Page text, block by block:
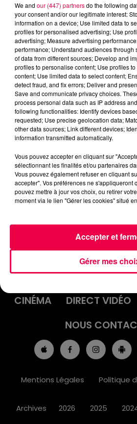
podcasts/2024/05/IQSAR-du-
ACCUEIL INFOS
AGENDA
JEUX
CINÉMA
DIRECT VIDÉO
NOUS
Mentions Légales Politique
Archives 2026 2025
We and our (447) partnersdo the following
your consent and/or our legitimate interest:
information on a device; Use limited data to
profiles for personalised advertising; Use
advertising; Measure advertising
performance; Understand audiences through
of data from different sources; Develop and
profiles to personalise content; Use profiles
content; Use limited data to select content;
detect fraud, and fix errors; Deliver and
Save and communicate privacy choices.
process personal data such as IP address
following functionalities: Identify devices
requested; Use precise geolocation data;
other data sources; Link different devices;
information transmitted automatically.
Vous pouvez accepter en cliquant sur
sélectionnant les finalités et/ou partenaires
Vous pouvez également refuser en cliquant
accepter". Vos préférences ne s'appliqueront
pouvez mettre à jour vos choix, ou retirer
moment via le lien "Gérer les cookies" situé
Gérer mes
Accepter et